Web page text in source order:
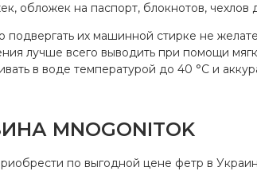
обложек на паспорт, блокнотов,
их машинной стирке не
лучше всего выводить при помощи
в воде температурой до 40 °C и
MNOGONITOK
по выгодной цене фетр в